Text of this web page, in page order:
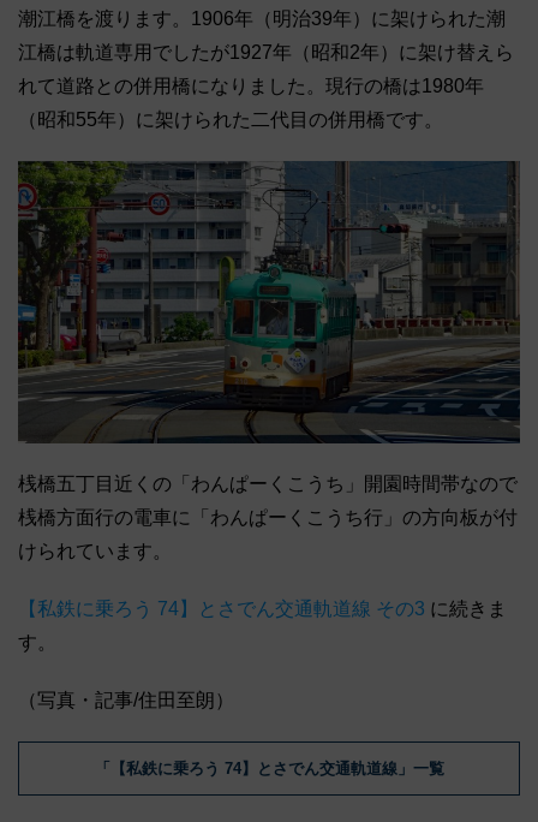
潮江橋を渡ります。1906年（明治39年）に架けられた潮
江橋は軌道専用でしたが1927年（昭和2年）に架け替えら
れて道路との併用橋になりました。現行の橋は1980年
（昭和55年）に架けられた二代目の併用橋です。
桟橋五丁目近くの「わんぱーくこうち」開園時間帯なので
桟橋方面行の電車に「わんぱーくこうち行」の方向板が付
けられています。
【私鉄に乗ろう 74】とさでん交通軌道線 その3 に続きま
す。
（写真・記事/住田至朗）
「【私鉄に乗ろう 74】とさでん交通軌道線」一覧